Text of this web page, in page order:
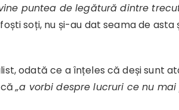
puntea de legătură dintre
soți, nu și-au dat seama de
odată ce a înțeles că deși sunt
că„a vorbi despre lucruri ce nu